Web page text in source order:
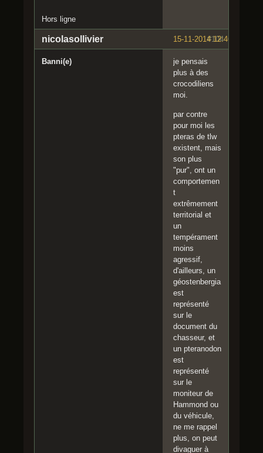
Hors ligne
#104
15-11-2014 12:46:23
nicolasollivier
Banni(e)
je pensais
plus à des
crocodiliens
moi.
par contre
pour moi les
pteras de tlw
existent, mais
son plus
"pur", ont un
comportemen
t
extrêmement
territorial et
un
tempérament
moins
agressif,
d'ailleurs, un
géostenbergia
est
représenté
sur le
document du
chasseur, et
un pteranodon
est
représenté
sur le
moniteur de
Hammond ou
du véhicule,
ne me rappel
plus, on peut
divaguer à